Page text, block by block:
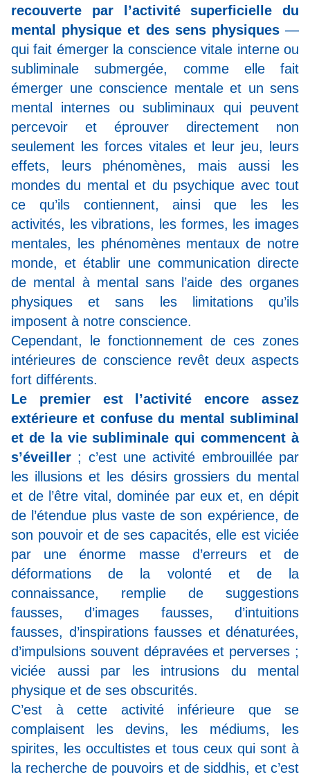
recouverte par l’activité superficielle du
mental physique et des sens physiques—
qui fait émerger la conscience vitale interne ou
subliminale submergée, comme elle fait
émerger une conscience mentale et un sens
mental internes ou subliminaux qui peuvent
percevoir et éprouver directement non
seulement les forces vitales et leur jeu, leurs
effets, leurs phénomènes, mais aussi les
mondes du mental et du psychique avec tout
ce qu’ils contiennent, ainsi que les les
activités, les vibrations, les formes, les images
mentales, les phénomènes mentaux de notre
monde, et établir une communication directe
de mental à mental sans l’aide des organes
physiques et sans les limitations qu’ils
imposent à notre conscience.
Cependant, le fonctionnement de ces zones
intérieures de conscience revêt deux aspects
fort différents.
Le premier est l’activité encore assez
extérieure et confuse du mental subliminal
et de la vie subliminale qui commencent à
s’éveiller ; c’est une activité embrouillée par
les illusions et les désirs grossiers du mental
et de l’être vital, dominée par eux et, en dépit
de l’étendue plus vaste de son expérience, de
son pouvoir et de ses capacités, elle est viciée
par une énorme masse d’erreurs et de
déformations de la volonté et de la
connaissance, remplie de suggestions
fausses, d’images fausses, d’intuitions
fausses, d’inspirations fausses et dénaturées,
d’impulsions souvent dépravées et perverses ;
viciée aussi par les intrusions du mental
physique et de ses obscurités.
C’est à cette activité inférieure que se
complaisent les devins, les médiums, les
spirites, les occultistes et tous ceux qui sont à
la recherche de pouvoirs et de siddhis, et c’est